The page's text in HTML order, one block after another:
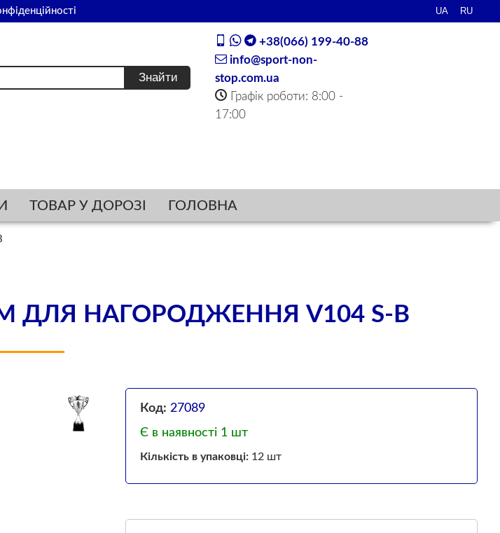
+38(066) 199-40-88
info@sport-non-
stop.com.ua
Графік роботи: 8:00 -
17:00
ТОВАР У ДОРОЗІ ГОЛОВНА
ДЛЯ НАГОРОДЖЕННЯ V104 S-В
Код: 27089
Є в наявності 1 шт
Кількість в упаковці: 12 шт